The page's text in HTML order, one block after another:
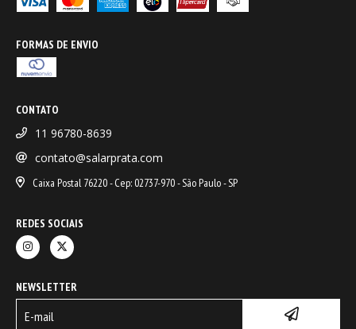
FORMAS DE ENVIO
CONTATO
11 96780-8639
contato@salarprata.com
Caixa Postal 76220 - Cep: 02737-970 - São Paulo - SP
REDES SOCIAIS
NEWSLETTER